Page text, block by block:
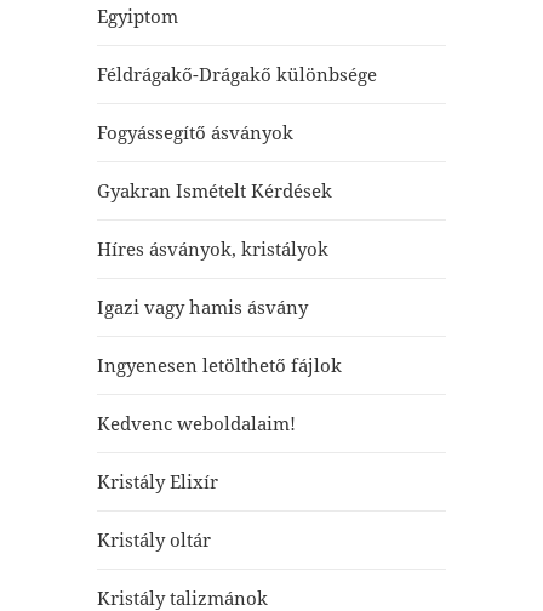
Egyiptom
Féldrágakő-Drágakő különbsége
Fogyássegítő ásványok
Gyakran Ismételt Kérdések
Híres ásványok, kristályok
Igazi vagy hamis ásvány
Ingyenesen letölthető fájlok
Kedvenc weboldalaim!
Kristály Elixír
Kristály oltár
Kristály talizmánok